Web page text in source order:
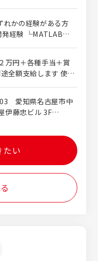
転向けステアリング制
応の電動パワーステ
車載制御ソフトウェア
ティ対応） ◆モデルベ
使用） などから
に強みがある当社の
・Tier1メーカーと
ピッタリな環境で
かの経験がある方
経験 └MATLABを用
などのプログラミン
やマイクロプロセッ
計の経験 ・FPGAや
の経験
万円＋各種手当＋賞
全額支給します 使用
愛知県名古屋市中
伊藤忠ビル 3F
大崎1-6-1 TOC大
希望を考慮し、決定
ません。
たい